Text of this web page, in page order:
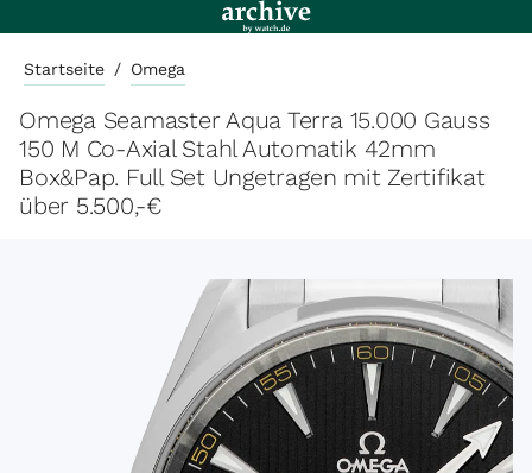
Startseite / Omega
Omega Seamaster Aqua Terra 15.000 Gauss
150 M Co-Axial Stahl Automatik 42mm
Box&Pap. Full Set Ungetragen mit Zertifikat
über 5.500,-€